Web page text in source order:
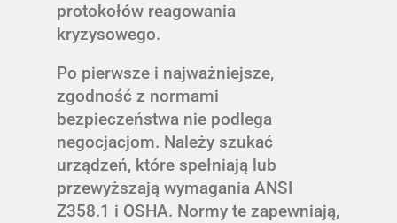
protokołów reagowania
kryzysowego.
Po pierwsze i najważniejsze,
zgodność z normami
bezpieczeństwa nie podlega
negocjacjom. Należy szukać
urządzeń, które spełniają lub
przewyższają wymagania ANSI
Z358.1 i OSHA. Normy te zapewniają,